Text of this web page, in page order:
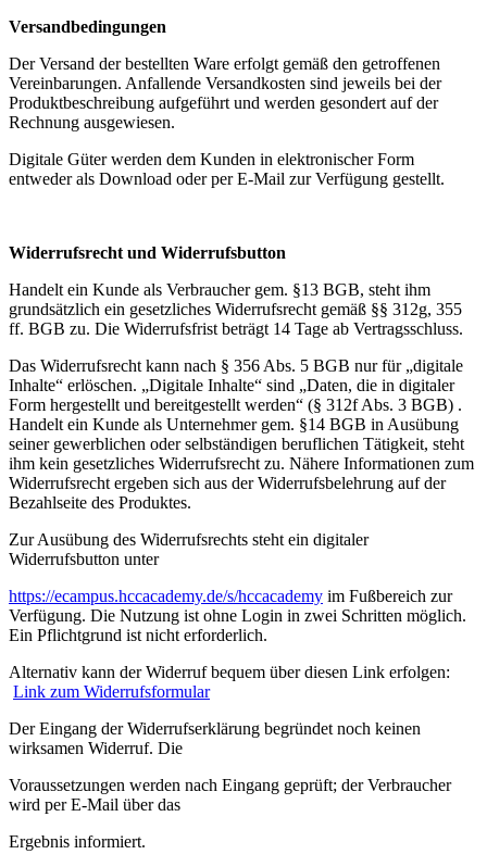
Versandbedingungen
Der Versand der bestellten Ware erfolgt gemäß den getroffenen
Vereinbarungen. Anfallende Versandkosten sind jeweils bei der
Produktbeschreibung aufgeführt und werden gesondert auf der
Rechnung ausgewiesen.
Digitale Güter werden dem Kunden in elektronischer Form
entweder als Download oder per E-Mail zur Verfügung gestellt.
Widerrufsrecht und Widerrufsbutton
Handelt ein Kunde als Verbraucher gem. §13 BGB, steht ihm
grundsätzlich ein gesetzliches Widerrufsrecht gemäß §§ 312g, 355
ff. BGB zu. Die Widerrufsfrist beträgt 14 Tage ab Vertragsschluss.
Das Widerrufsrecht kann nach § 356 Abs. 5 BGB nur für „digitale
Inhalte“ erlöschen. „Digitale Inhalte“ sind „Daten, die in digitaler
Form hergestellt und bereitgestellt werden“ (§ 312f Abs. 3 BGB) .
Handelt ein Kunde als Unternehmer gem. §14 BGB in Ausübung
seiner gewerblichen oder selbständigen beruflichen Tätigkeit, steht
ihm kein gesetzliches Widerrufsrecht zu. Nähere Informationen zum
Widerrufsrecht ergeben sich aus der Widerrufsbelehrung auf der
Bezahlseite des Produktes.
Zur Ausübung des Widerrufsrechts steht ein digitaler
Widerrufsbutton unter
https://ecampus.hccacademy.de/s/hccacademy im Fußbereich zur
Verfügung. Die Nutzung ist ohne Login in zwei Schritten möglich.
Ein Pflichtgrund ist nicht erforderlich.
Alternativ kann der Widerruf bequem über diesen Link erfolgen:
Link zum Widerrufsformular
Der Eingang der Widerrufserklärung begründet noch keinen
wirksamen Widerruf. Die
Voraussetzungen werden nach Eingang geprüft; der Verbraucher
wird per E-Mail über das
Ergebnis informiert.